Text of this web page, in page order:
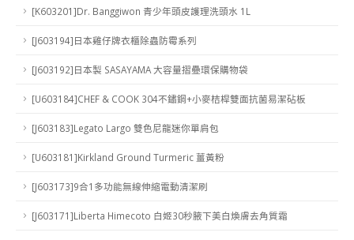
[K603201]Dr. Banggiwon 青少年頭皮護理洗頭水 1L
[J603194]日本雞仔牌衣櫃除蟲防霉系列
[J603192]日本製 SASAYAMA 大容量摺疉環保購物袋
[U603184]CHEF & COOK 304不鏽鋼+小麥桔桿雙面抗菌易潔砧板
[J603183]Legato Largo 雙色尼龍迷你單肩包
[U603181]Kirkland Ground Turmeric 薑黃粉
[J603173]9合1多功能無線伸縮電動清潔刷
[J603171]Liberta Himecoto 白姬30秒腋下美白煥膚去角質霜